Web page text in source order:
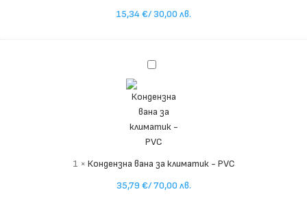
15,34€/ 30,00 лв.
Кондензна
за
климатик
-
PVC
1 × Кондензна вана за климатик - PVC
35,79 €/ 70,00 лв.